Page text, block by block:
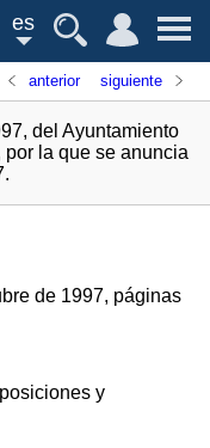
es
anterior siguiente
del Ayuntamiento
la que se anuncia
de 1997, páginas
y